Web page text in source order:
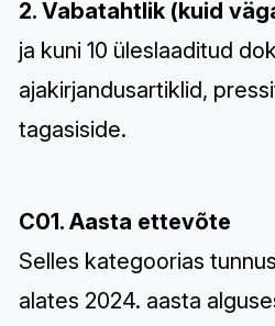
2. Vabatahtlik (kuid
ja kuni 10 üleslaaditud
ajakirjandusartiklid,
tagasiside.
C01. Aasta ettevõte
Selles kategoorias
alates 2024. aasta